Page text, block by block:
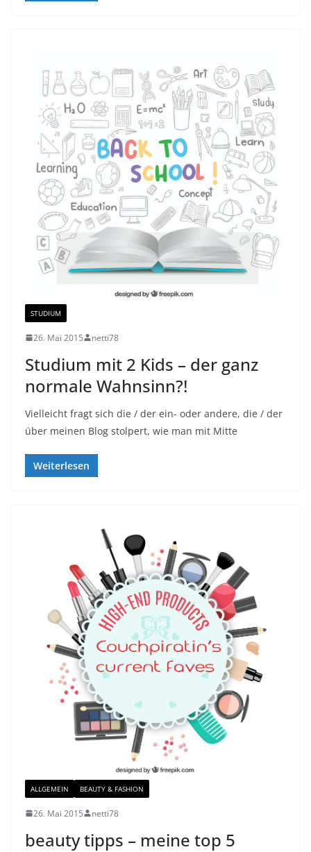
STUDIUM
26. Mai 2015 netti78
Studium mit 2 Kids – der ganz
normale Wahnsinn?!
Vielleicht fragt sich die / der ein- oder andere, die / der
über meinen Blog stolpert, wie man mit Mitte
Weiterlesen
ALLGEMEIN BEAUTY & FASHION
26. Mai 2015 netti78
beauty tipps – meine top 5